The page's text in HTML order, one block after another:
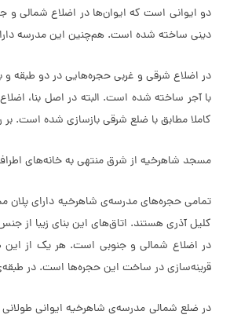
دینى ساخته شده است. هم‌چنین این مدرسه
در اضلاع شرقی و غربی حجره‌هایی در دو طبقه
با آجر ساخته شده است. البته در اصل بنا،
کاملا مطابق با ضلع شرقی بازسازی شده است. بر روی این مجموعه در سال 1352
مسجد شاهرخیه از شرق منتهی به خانه‌های
کلیل آذری هستند. اتاق‌های این بنای زیبا
در اضلاع شمالی و جنوبی است. هر یک از این
قرینه‌سازی در ساخت این حجره‌ها است. در
در ضلع شمالی مدرسه‌ی شاهرخیه ایوانی